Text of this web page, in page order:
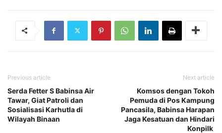
Previous article
Serda Fetter S Babinsa Air
Tawar, Giat Patroli dan
Sosialisasi Karhutla di
Wilayah Binaan
Next article
Komsos dengan Tokoh
Pemuda di Pos Kampung
Pancasila, Babinsa Harapan
Jaga Kesatuan dan Hindari
Konpilk